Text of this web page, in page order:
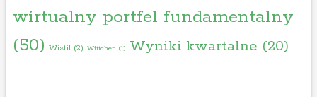
wirtualny portfel fundamentalny
(50) Wistil(2) Wittchen(1) Wyniki kwartalne (20)